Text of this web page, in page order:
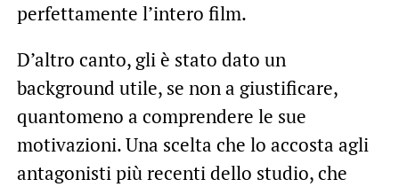
perfettamente l’intero film.
D’altro canto, gli è stato dato un
background utile, se non a giustificare,
quantomeno a comprendere le sue
motivazioni. Una scelta che lo accosta agli
antagonisti più recenti dello studio, che